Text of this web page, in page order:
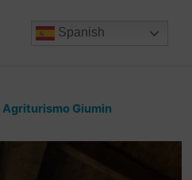
Spanish
Agriturismo Giumin